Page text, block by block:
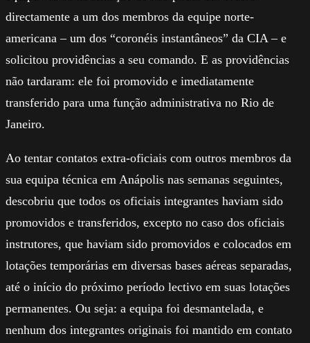
directamente a um dos membros da equipe norte-
americana – um dos “coronéis instantâneos” da CIA – e
solicitou providências a seu comando. E as providências
não tardaram: ele foi promovido e imediatamente
transferido para uma função administrativa no Rio de
Janeiro.
Ao tentar contatos extra-oficiais com outros membros da
sua equipa técnica em Anápolis nas semanas seguintes,
descobriu que todos os oficiais integrantes haviam sido
promovidos e transferidos, excepto no caso dos oficiais
instrutores, que haviam sido promovidos e colocados em
lotações temporárias em diversas bases aéreas separadas,
até o início do próximo período lectivo em suas lotações
permanentes. Ou seja: a equipa foi desmantelada, e
nenhum dos integrantes originais foi mantido em contato